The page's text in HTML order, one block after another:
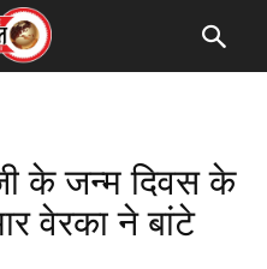
के जन्म दिवस के
वेरका ने बांटे